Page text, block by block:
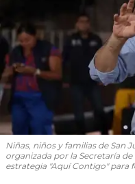
Niñas, niños y familias de San
organizada por la Secretaría
estrategia "Aquí Contigo" para